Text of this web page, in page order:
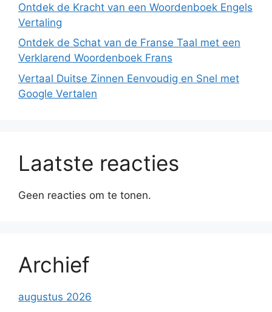
Ontdek de Kracht van een Woordenboek Engels
Vertaling
Ontdek de Schat van de Franse Taal met een
Verklarend Woordenboek Frans
Vertaal Duitse Zinnen Eenvoudig en Snel met
Google Vertalen
Laatste reacties
Geen reacties om te tonen.
Archief
augustus 2026